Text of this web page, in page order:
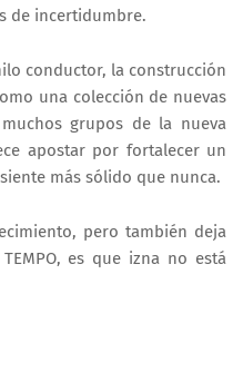
de incertidumbre.
conductor, la construcción
una colección de nuevas
grupos de la nueva
apostar por fortalecer un
más sólido que nunca.
pero también deja
es que izna no está